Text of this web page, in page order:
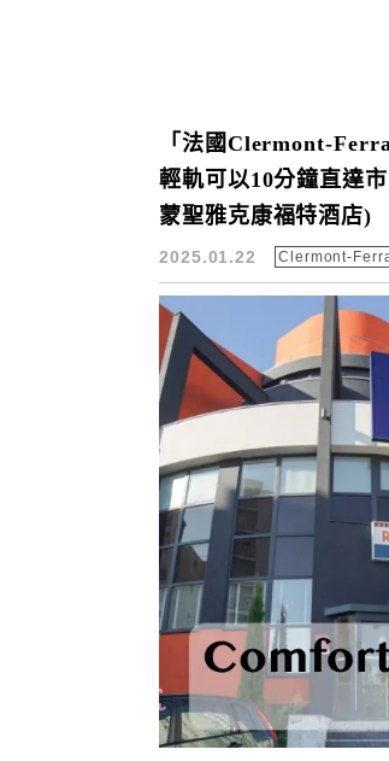
「法國Clermont-
輕軌可以10分鐘直達
蒙聖雅克康福特酒店)
2025.01.22 Clermont-